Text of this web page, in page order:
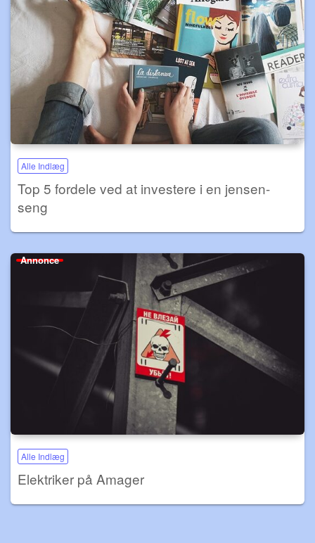
Alle Indlæg
Top 5 fordele ved at investere i en jensen-
seng
Annonce
Alle Indlæg
Elektriker på Amager